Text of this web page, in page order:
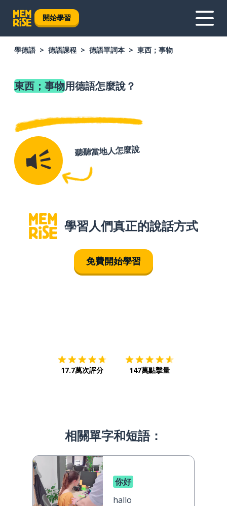
開始學習
學德語 德語課程 德語單詞本 東西；事物
東西；事物用德語怎麼說？
聽聽當地人怎麼說
學習人們真正的說話方式
免費開始學習
17.7萬次評分 147萬點擊量
相關單字和短語：
你好
hallo